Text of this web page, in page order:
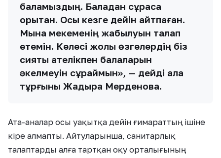
баламыздың. Баладан сұрасақ
қорқытқан. Осы кезге дейін айтпаған.
Мына мекеменің жабылуын талап
етемін. Келесі жолы өзгелердің біз
сияқты қателікпен балаларын
әкелмеуін сұраймын», — дейді қала
тұрғыны Жадыра Мерденова.
Ата-аналар осы уақытқа дейін ғимараттың ішіне
кіре алмапты. Айтуларынша, санитарлық
талаптарды алға тартқан оқу орталығының